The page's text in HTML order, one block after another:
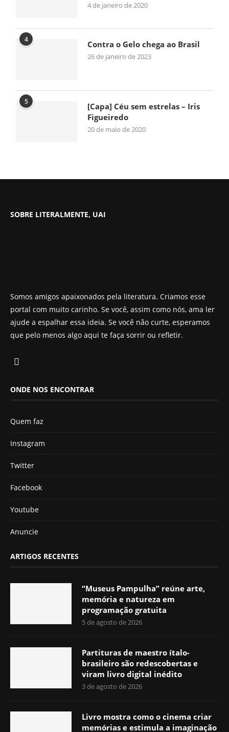
4 de janeiro de 2020
4 Contra o Gelo chega ao Brasil
26 de janeiro de 2023
5
[Capa] Céu sem estrelas – Iris
Figueiredo
20 de maio de 2020
SOBRE LITERALMENTE, UAI
Somos amigos apaixonados pela literatura. Criamos esse
portal com muito carinho. Se você, assim como nós, ama ler
ajude a espalhar essa ideia. Se você não curte, esperamos
que pelo menos algo aqui te faça sorrir ou refletir.
ONDE NOS ENCONTRAR
Quem faz
Instagram
Twitter
Facebook
Youtube
Anuncie
ARTIGOS RECENTES
“Museus Pampulha” reúne arte,
memória e natureza em
programação gratuita
5 de agosto de 2026
Partituras de maestro ítalo-
brasileiro são redescobertas e
viram livro digital inédito
3 de agosto de 2026
Livro mostra como o cinema criar
memórias e estimula a imaginação